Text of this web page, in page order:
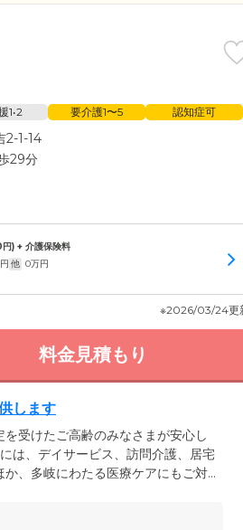
1•2 要介護1〜5 認知症可
2-1-14
29分
円) + 介護保険料
他 0万円
※2026/03/24更
料金見積もり
します
受けたご高齢のみなさまが安心し
は、デイサービス、訪問介護、居宅
、多岐にわたる医療ケアにもご対